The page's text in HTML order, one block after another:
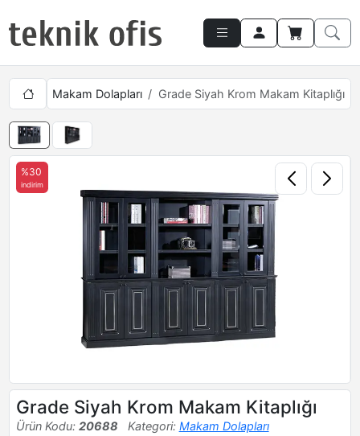
Makam Dolapları Grade Siyah Krom Makam Kitaplığı
%30
indirim
Grade Siyah Krom Makam Kitaplığı
Ürün Kodu: 20688 Kategori: Makam Dolapları